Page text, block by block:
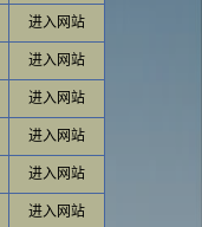
进入网站
进入网站
进入网站
进入网站
进入网站
进入网站